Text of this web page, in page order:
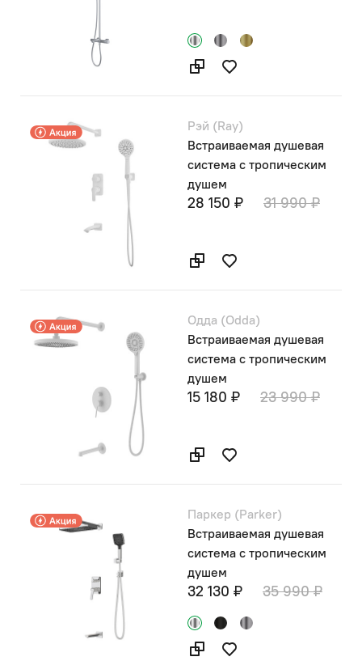
Рэй (Ray)
Встраиваемая душевая
система с тропическим
душем
28 150 ₽ 31 990 ₽
Одда (Odda)
Встраиваемая душевая
система с тропическим
душем
15 180 ₽ 23 990 ₽
Паркер (Parker)
Встраиваемая душевая
система с тропическим
душем
32 130 ₽ 35 990 ₽